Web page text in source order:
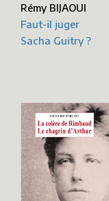
Rémy BIJAOUI
Faut-il juger
Sacha Guitry ?